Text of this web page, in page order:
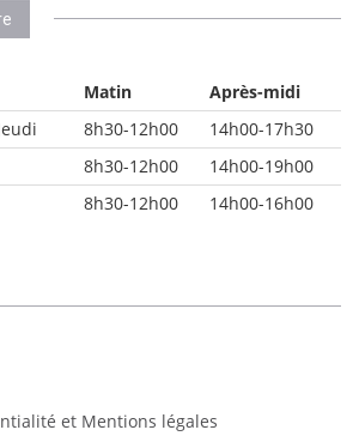
Matin
Après-midi
8h30-12h00
14h00-17h30
8h30-12h00
14h00-19h00
8h30-12h00 14h00-16h00
et Mentions légales